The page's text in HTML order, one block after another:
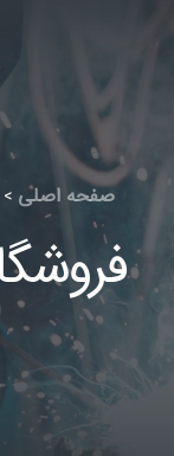
صفحه اصلی >